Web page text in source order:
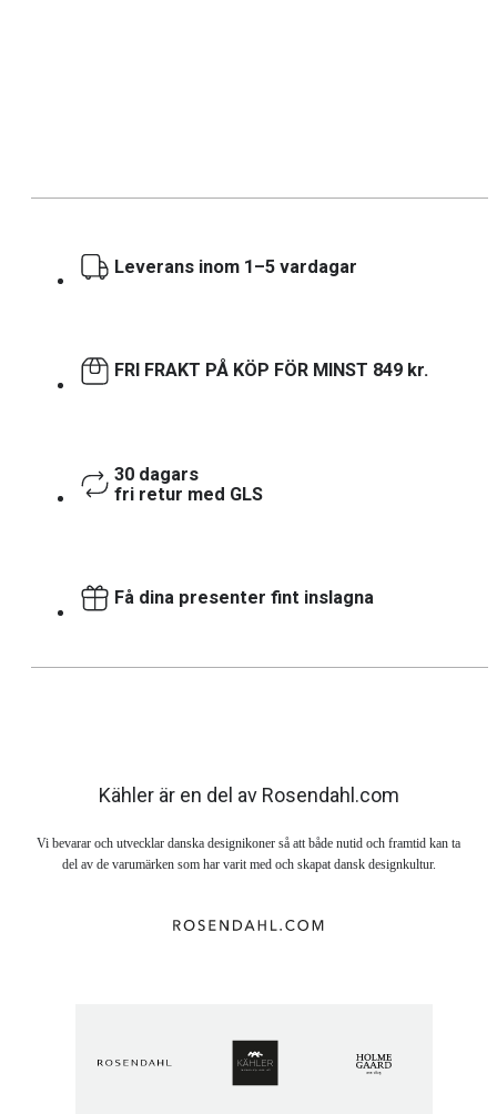
Leverans inom 1–5 vardagar
FRI FRAKT PÅ KÖP FÖR MINST 849 kr.
30 dagars
fri retur med GLS
Få dina presenter fint inslagna
Kähler är en del av Rosendahl.com
Vi bevarar och utvecklar danska designikoner så att både nutid och framtid kan ta
del av de varumärken som har varit med och skapat dansk designkultur.